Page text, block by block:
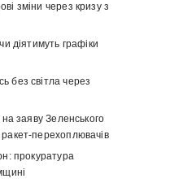
зміни через кризу з
діятимуть графіки
без світла через
на заяву Зеленського
перехоплювачів
прокуратура